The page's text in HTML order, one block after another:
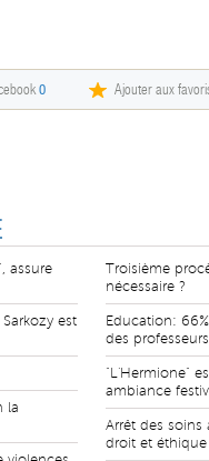
0 Ajouter aux
assure
est
la
Troisième
nécessaire ?
Education:
des professeurs
"L'Hermione"
ambiance
Arrêt des soins
droit et éthique